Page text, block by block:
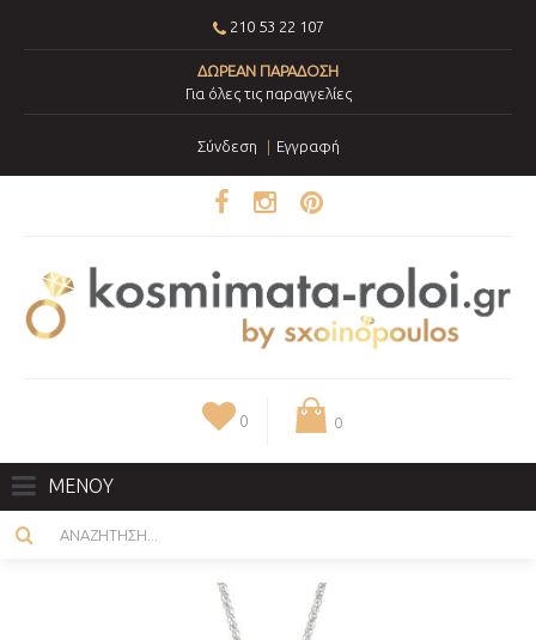
210 53 22 107
ΔΩΡΕΑΝ ΠΑΡΑΔΟΣΗ
Για όλες τις παραγγελίες
Σύνδεση Εγγραφή
0 0
ΜΕΝΟΥ